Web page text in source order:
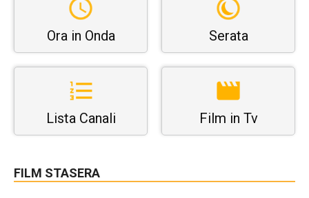
Ora in Onda Serata
Lista Canali Film in Tv
FILM STASERA